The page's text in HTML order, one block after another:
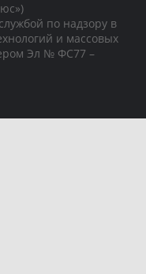
по надзору в
и массовых
Эл № ФС77 –